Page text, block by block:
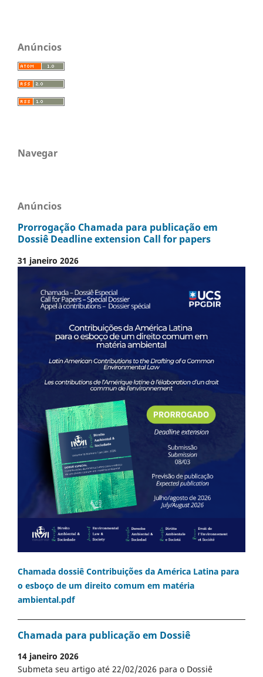
Anúncios
Navegar
Anúncios
Prorrogação Chamada para publicação em
Dossiê Deadline extension Call for papers
31 janeiro 2026
Chamada dossiê Contribuições da América Latina para
o esboço de um direito comum em matéria
ambiental.pdf
Chamada para publicação em Dossiê
14 janeiro 2026
Submeta seu artigo até 22/02/2026 para o Dossiê